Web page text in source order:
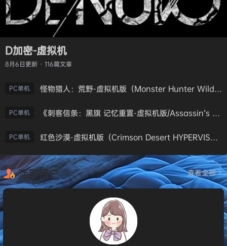
D加密-虚拟机
8月6日更新 · 116篇文章
PC单机 怪物猎人：荒野-虚拟机版（Monster Hunter Wilds HYPERVISOR）免安装中文版
PC单机 《刺客信条：黑旗 记忆重置-虚拟机版/Assassin’s Creed Black Flag Resynced HYPERVISOR》免安装中文版
PC单机 红色沙漠-虚拟机版（Crimson Desert HYPERVISOR）免安装中文版
活跃用户 查看全部